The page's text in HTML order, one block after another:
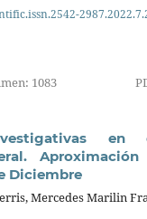
1083
en
Diciembre
Mercedes Marilin